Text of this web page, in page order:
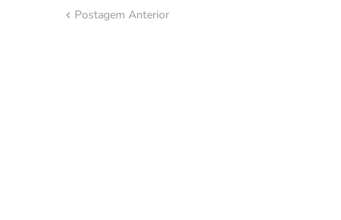
Postagem Anterior